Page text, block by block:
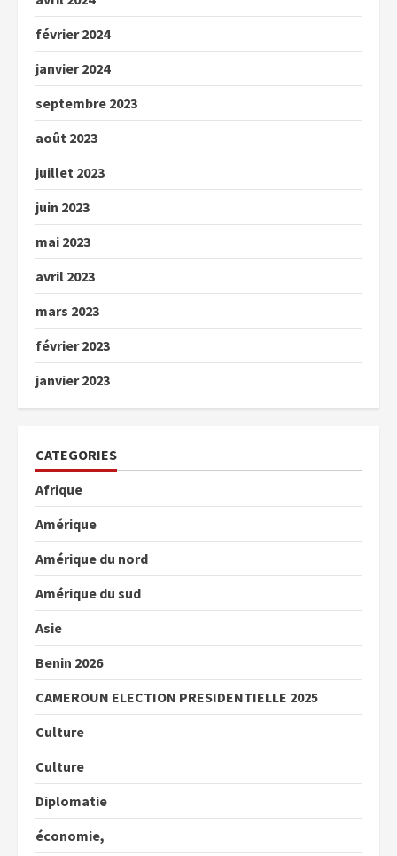
février 2024
janvier 2024
septembre 2023
août 2023
juillet 2023
juin 2023
mai 2023
avril 2023
mars 2023
février 2023
janvier 2023
CATEGORIES
Afrique
Amérique
Amérique du nord
Amérique du sud
Asie
Benin 2026
CAMEROUN ELECTION PRESIDENTIELLE 2025
Culture
Culture
Diplomatie
économie,